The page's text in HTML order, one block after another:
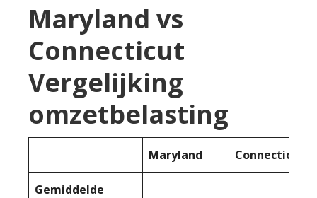
Maryland vs
Connecticut
Vergelijking
omzetbelasting
Maryland Connecticut
Gemiddelde